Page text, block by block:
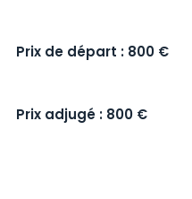
Prix de départ : 800 €
Prix adjugé : 800 €